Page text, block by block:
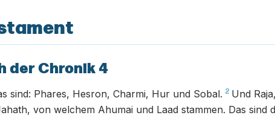
der Chronik 4
sind: Phares, Hesron, Charmi, Hur und Sobal. 2 Und
von welchem Ahumai und Laad stammen. Das sind